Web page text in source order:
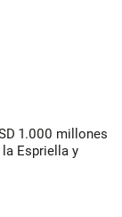
1.000 millones
Espriella y